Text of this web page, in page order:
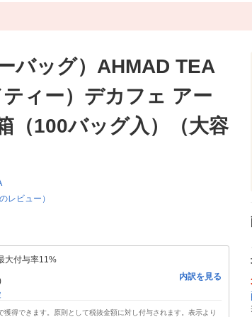
バッグ）AHMAD TEA
ィー）デカフェ アー
（100バッグ入）（大容
レビュー）
大付与率11%
内訳を見る
獲得できます。原則として税抜金額に対し付与されます。表示より